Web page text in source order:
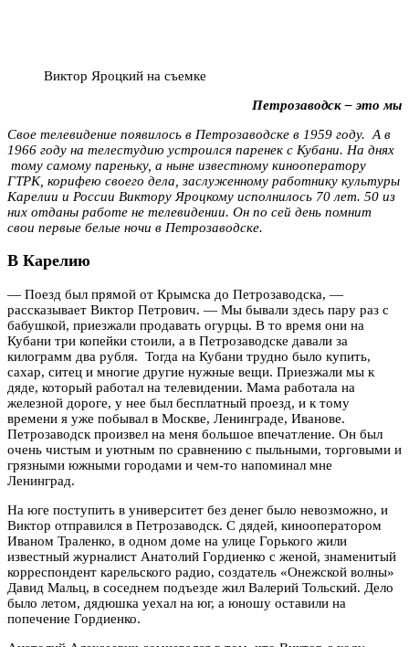
Виктор Яроцкий на съемке
Петрозаводск – это мы
Свое телевидение появилось в Петрозаводске в 1959 году. А в
1966 году на телестудию устроился паренек с Кубани. На днях
тому самому пареньку, а ныне известному кинооператору
ГТРК, корифею своего дела, заслуженному работнику культуры
Карелии и России Виктору Яроцкому исполнилось 70 лет. 50 из
них отданы работе не телевидении. Он по сей день помнит
свои первые белые ночи в Петрозаводске.
В Карелию
— Поезд был прямой от Крымска до Петрозаводска, —
рассказывает Виктор Петрович. — Мы бывали здесь пару раз с
бабушкой, приезжали продавать огурцы. В то время они на
Кубани три копейки стоили, а в Петрозаводске давали за
килограмм два рубля. Тогда на Кубани трудно было купить,
сахар, ситец и многие другие нужные вещи. Приезжали мы к
дяде, который работал на телевидении. Мама работала на
железной дороге, у нее был бесплатный проезд, и к тому
времени я уже побывал в Москве, Ленинграде, Иванове.
Петрозаводск произвел на меня большое впечатление. Он был
очень чистым и уютным по сравнению с пыльными, торговыми и
грязными южными городами и чем-то напоминал мне
Ленинград.
На юге поступить в университет без денег было невозможно, и
Виктор отправился в Петрозаводск. С дядей, кинооператором
Иваном Траленко, в одном доме на улице Горького жили
известный журналист Анатолий Гордиенко с женой, знаменитый
корреспондент карельского радио, создатель «Онежской волны»
Давид Мальц, в соседнем подъезде жил Валерий Тольский. Дело
было летом, дядюшка уехал на юг, а юношу оставили на
попечение Гордиенко.